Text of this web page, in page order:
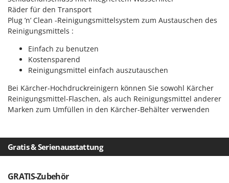
Rover Pompe
Royal Food
Ryobi
S.T.P.
Santos
Sbaraglia
Shark
Silky
Räder für den Transport
Plug ’n’ Clean -Reinigungsmittelsystem zum Austauschen des
Reinigungsmittels :
Einfach zu benutzen
Kostensparend
Reinigungsmittel einfach auszutauschen
Bei Kärcher-Hochdruckreinigern können Sie sowohl Kärcher
Reinigungsmittel-Flaschen, als auch Reinigungsmittel anderer
Marken zum Umfüllen in den Kärcher-Behälter verwenden
Gratis & Serienausstattung
GRATIS-Zubehör